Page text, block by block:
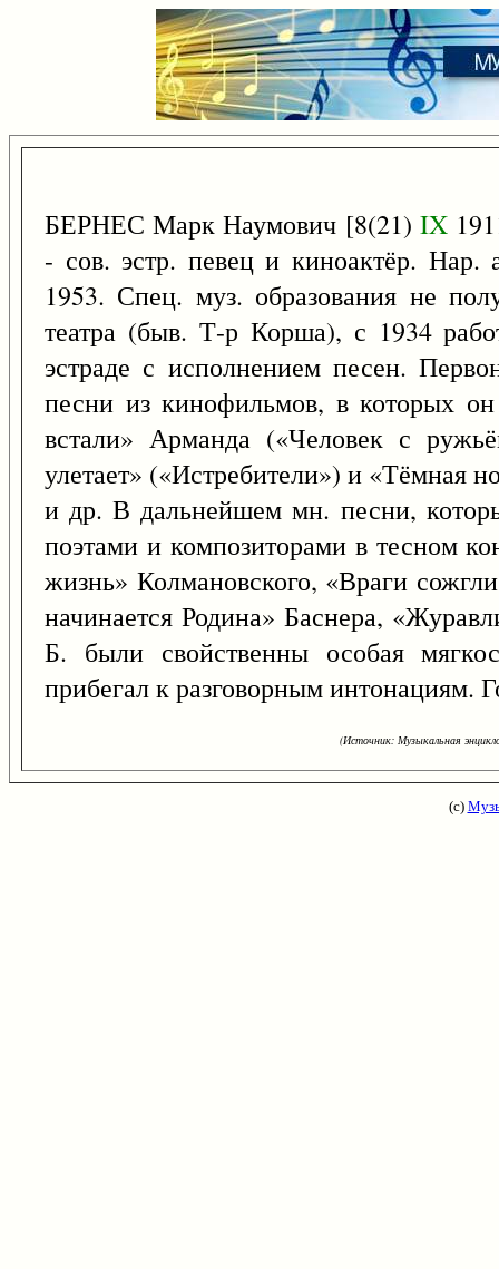
БЕРНЕС Марк Наумович [8(21) IX
- сов. эстр. певец и киноактёр.
1953. Спец. муз. образования не
театра (быв. Т-р Корша), с 1934
эстраде с исполнением песен.
песни из кинофильмов, в которых
встали» Арманда («Человек с
улетает» («Истребители») и «Тёмная
и др. В дальнейшем мн. песни,
поэтами и композиторами в тесном
жизнь» Колмановского, «Враги
начинается Родина» Баснера,
Б. были свойственны особая
прибегал к разговорным интонациям.
(Источник: Музыкальная
(с)